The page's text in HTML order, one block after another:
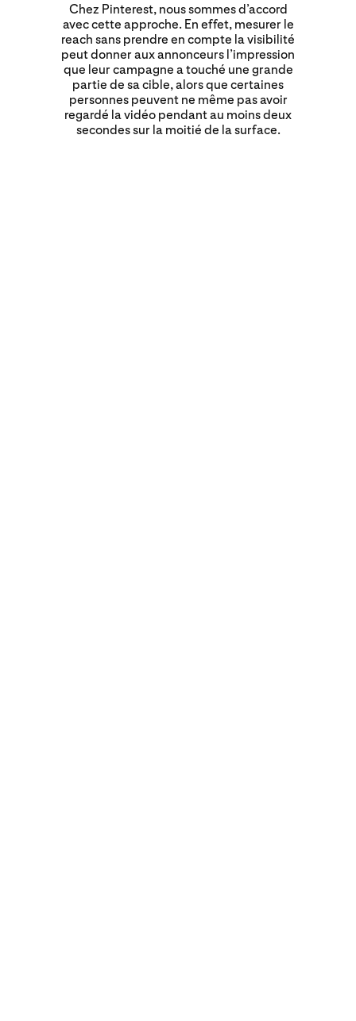
Chez Pinterest, nous sommes d’accord
avec cette approche. En effet, mesurer le
reach sans prendre en compte la visibilité
peut donner aux annonceurs l’impression
que leur campagne a touché une grande
partie de sa cible, alors que certaines
personnes peuvent ne même pas avoir
regardé la vidéo pendant au moins deux
secondes sur la moitié de la surface.